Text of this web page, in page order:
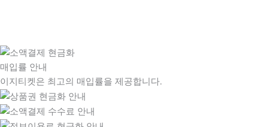
매입률 안내
이지티켓은 최고의 매입률을 제공합니다.